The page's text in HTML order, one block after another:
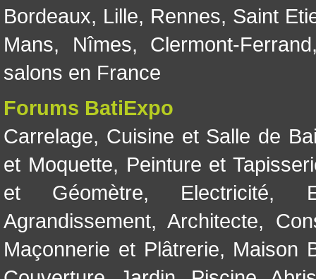
Bordeaux, Lille, Rennes, Saint
Mans, Nîmes, Clermont-Ferrand
salons en France
Forums BatiExpo
Carrelage, Cuisine et Salle de
et Moquette, Peinture et
et Géomètre, Electricité,
Agrandissement, Architecte,
Maçonnerie et Plâtrerie, Maison